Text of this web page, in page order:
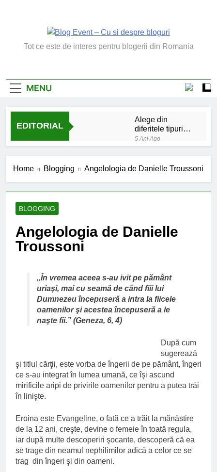
Blog Event – Cu Si
Tot ce este de interes pentru blogerii din Romania
MENU
EDITORIAL
Alege din
diferitele tipuri
de bratara de
argint
5 Ani Ago
5 Ani Ago
campanie ale lui
Donald Trump
cu Pamantul
6 Ani Ago
Este posibil sa ne
iertam?
6 Ani Ago
Home Blogging Angelologia de Danielle Troussoni
BLOGGING
Angelologia de Danielle
Troussoni
„În vremea aceea s-au ivit pe pământ
uriaşi, mai cu seamă de când fiii lui
Dumnezeu începuseră a intra la fiicele
oamenilor şi acestea începuseră a le
naşte fii.” (Geneza, 6, 4)
După cum
sugerează
şi titlul cărţii, este vorba de îngerii de pe pământ, îngeri
ce s-au integrat în lumea umană, ce îşi ascund
mirificile aripi de privirile oamenilor pentru a putea trăi
în linişte.
Eroina este Evangeline, o fată ce a trăit la mănăstire
de la 12 ani, creşte, devine o femeie în toată regula,
iar după multe descoperiri şocante, descoperă că ea
se trage din neamul nephilimilor adică a celor ce se
trag din îngeri şi din oameni.